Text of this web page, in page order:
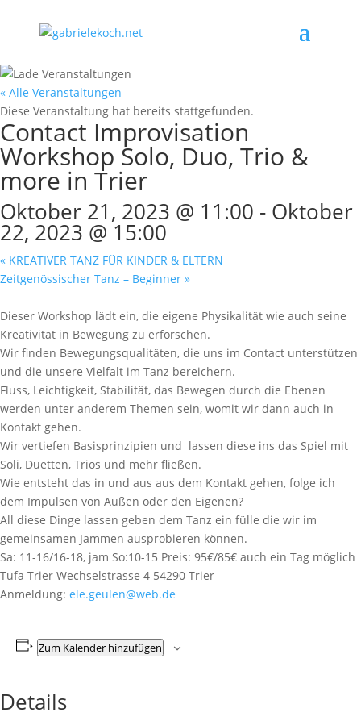
« Alle Veranstaltungen
Diese Veranstaltung hat bereits stattgefunden.
Contact Improvisation
Workshop Solo, Duo, Trio &
more in Trier
Oktober 21, 2023 @ 11:00 - Oktober
22, 2023 @ 15:00
« KREATIVER TANZ FÜR KINDER & ELTERN
Zeitgenössischer Tanz – Beginner »
Dieser Workshop lädt ein, die eigene Physikalität wie auch seine
Kreativität in Bewegung zu erforschen.
Wir finden Bewegungsqualitäten, die uns im Contact unterstützen
und die unsere Vielfalt im Tanz bereichern.
Fluss, Leichtigkeit, Stabilität, das Bewegen durch die Ebenen
werden unter anderem Themen sein, womit wir dann auch in
Kontakt gehen.
Wir vertiefen Basisprinzipien und lassen diese ins das Spiel mit
Soli, Duetten, Trios und mehr fließen.
Wie entsteht das in und aus aus dem Kontakt gehen, folge ich
dem Impulsen von Außen oder den Eigenen?
All diese Dinge lassen geben dem Tanz ein fülle die wir im
gemeinsamen Jammen ausprobieren können.
Sa: 11-16/16-18, jam So:10-15 Preis: 95€/85€ auch ein Tag möglich
Tufa Trier Wechselstrasse 4 54290 Trier
Anmeldung: ele.geulen@web.de
Zum Kalender hinzufügen
Details